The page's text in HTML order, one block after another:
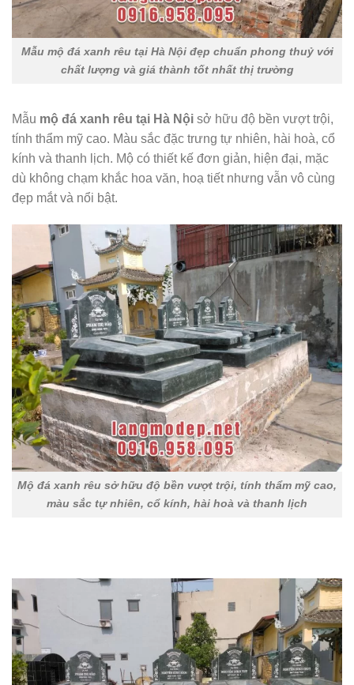
Mẫu mộ đá xanh rêu tại Hà Nội đẹp chuẩn phong thuỷ với
chất lượng và giá thành tốt nhất thị trường
Mẫu mộ đá xanh rêu tại Hà Nội sở hữu độ bền vượt trội,
tính thẩm mỹ cao. Màu sắc đặc trưng tự nhiên, hài hoà, cổ
kính và thanh lịch. Mộ có thiết kế đơn giản, hiện đại, mặc
dù không chạm khắc hoa văn, hoạ tiết nhưng vẫn vô cùng
đẹp mắt và nổi bật.
Mộ đá xanh rêu sở hữu độ bền vượt trội, tính thẩm mỹ cao,
màu sắc tự nhiên, cổ kính, hài hoà và thanh lịch